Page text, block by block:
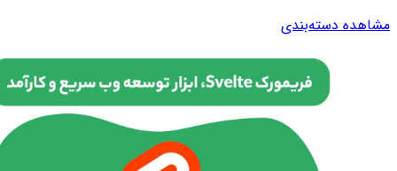
مشاهده دسته‌بندی